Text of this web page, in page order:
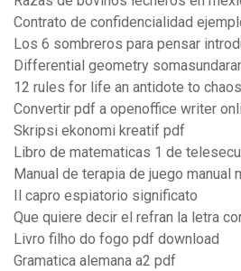
Contrato de confidencialidad
Los 6 sombreros para pensar
Differential geometry
12 rules for life an antidote to
Convertir pdf a openoffice writer
Skripsi ekonomi kreatif pdf
Libro de matematicas 1 de
Manual de terapia de juego manual
Il capro espiatorio significato
Que quiere decir el refran la letra
Livro filho do fogo pdf download
Gramatica alemana a2 pdf